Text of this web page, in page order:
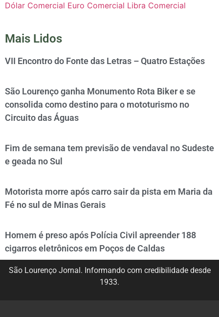
Dólar Comercial Euro Comercial Libra Comercial
Mais Lidos
VII Encontro do Fonte das Letras – Quatro Estações
São Lourenço ganha Monumento Rota Biker e se
consolida como destino para o mototurismo no
Circuito das Águas
Fim de semana tem previsão de vendaval no Sudeste
e geada no Sul
Motorista morre após carro sair da pista em Maria da
Fé no sul de Minas Gerais
Homem é preso após Polícia Civil apreender 188
cigarros eletrônicos em Poços de Caldas
São Lourenço Jornal. Informando com credibilidade desde
1933.